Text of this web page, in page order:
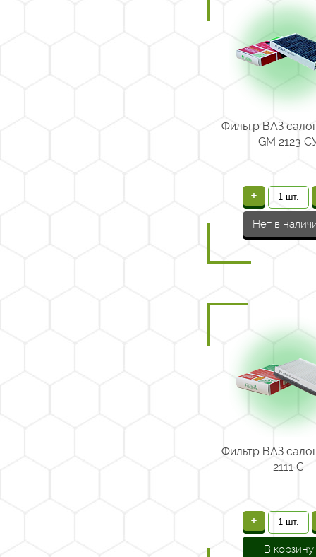
Фильтр ВАЗ
GM 2123
+
Нет в
Фильтр ВАЗ
2111 С
+
В корзину